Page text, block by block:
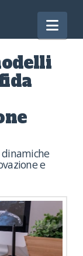
e